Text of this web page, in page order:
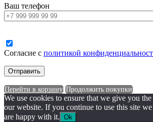
Ваш телефон
Согласие с политикой
Перейти в корзину Продолжить покупки
We use cookies to ensure that we give you
our website. If you continue to use this site
are happy with it. Ok